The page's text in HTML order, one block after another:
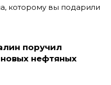
которому вы подарили
поручил
нефтяных